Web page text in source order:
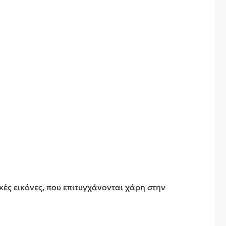
εικόνες, που επιτυγχάνονται χάρη στην